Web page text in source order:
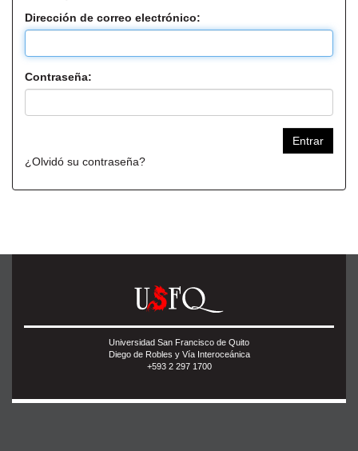
Dirección de correo electrónico:
Contraseña:
¿Olvidó su contraseña?
Universidad San Francisco de Quito
Diego de Robles y Vía Interoceánica
+593 2 297 1700